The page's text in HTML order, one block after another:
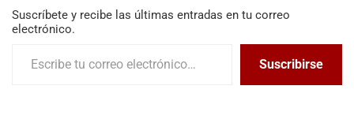
Suscríbete y recibe las últimas entradas en tu correo
electrónico.
Suscribirse